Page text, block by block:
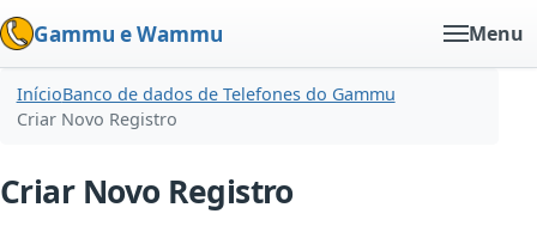
Gammu e Wammu Menu
InícioBanco de dados de Telefones do Gammu
Criar Novo Registro
Criar Novo Registro